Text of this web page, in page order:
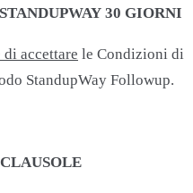
30 GIORNI
accettare le Condizioni di
StandupWay Followup.